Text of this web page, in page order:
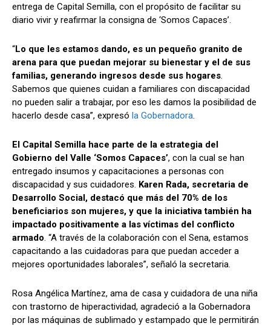
entrega de Capital Semilla, con el propósito de facilitar su
diario vivir y reafirmar la consigna de ‘Somos Capaces’.
“Lo que les estamos dando, es un pequeño granito de
arena para que puedan mejorar su bienestar y el de sus
familias, generando ingresos desde sus hogares.
Sabemos que quienes cuidan a familiares con discapacidad
no pueden salir a trabajar, por eso les damos la posibilidad de
hacerlo desde casa”, expresó la Gobernadora.
El Capital Semilla hace parte de la estrategia del
Gobierno del Valle ‘Somos Capaces’, con la cual se han
entregado insumos y capacitaciones a personas con
discapacidad y sus cuidadores. Karen Rada, secretaria de
Desarrollo Social, destacó que más del 70% de los
beneficiarios son mujeres, y que la iniciativa también ha
impactado positivamente a las víctimas del conflicto
armado. “A través de la colaboración con el Sena, estamos
capacitando a las cuidadoras para que puedan acceder a
mejores oportunidades laborales”, señaló la secretaria.
Rosa Angélica Martínez, ama de casa y cuidadora de una niña
con trastorno de hiperactividad, agradeció a la Gobernadora
por las máquinas de sublimado y estampado que le permitirán